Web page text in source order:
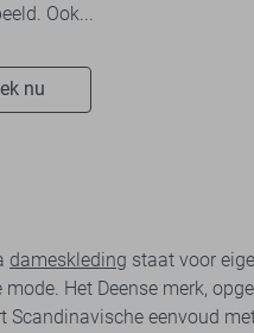
Ook...
nu
dameskleding staat voor
mode. Het Deense merk,
Scandinavische eenvoud